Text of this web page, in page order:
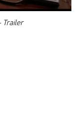
Trailer